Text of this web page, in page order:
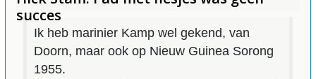
succes
Ik heb marinier Kamp wel gekend, van
Doorn, maar ook op Nieuw Guinea Sorong
1955.